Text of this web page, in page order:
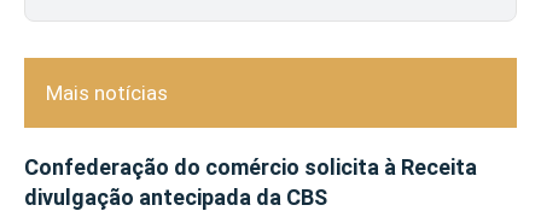
Mais notícias
Confederação do comércio solicita à Receita
divulgação antecipada da CBS